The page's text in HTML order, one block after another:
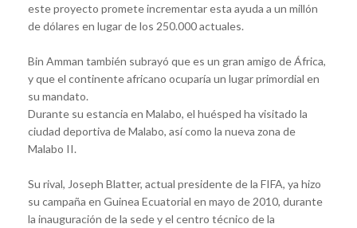
este proyecto promete incrementar esta ayuda a un millón
de dólares en lugar de los 250.000 actuales.
Bin Amman también subrayó que es un gran amigo de África,
y que el continente africano ocuparía un lugar primordial en
su mandato.
Durante su estancia en Malabo, el huésped ha visitado la
ciudad deportiva de Malabo, así como la nueva zona de
Malabo II.
Su rival, Joseph Blatter, actual presidente de la FIFA, ya hizo
su campaña en Guinea Ecuatorial en mayo de 2010, durante
la inauguración de la sede y el centro técnico de la